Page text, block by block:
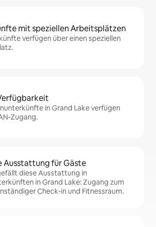
mit speziellen Arbeitsplätzen
verfügen über einen speziellen
in Grand Lake verfügen
Zugang.
Ausstattung für Gäste
diese Ausstattung in
in Grand Lake: Zugang zum
Check-in und Fitnessraum.